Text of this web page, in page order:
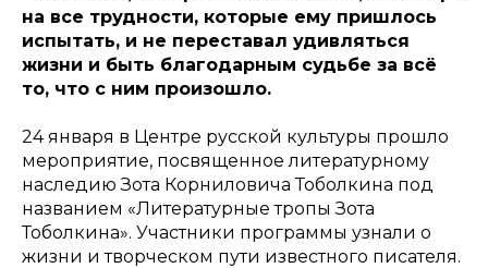
на все трудности, которые ему пришлось
испытать, и не переставал удивляться
жизни и быть благодарным судьбе за всё
то, что с ним произошло.
24 января в Центре русской культуры прошло
мероприятие, посвященное литературному
наследию Зота Корниловича Тоболкина под
названием «Литературные тропы Зота
Тоболкина». Участники программы узнали о
жизни и творческом пути известного писателя.